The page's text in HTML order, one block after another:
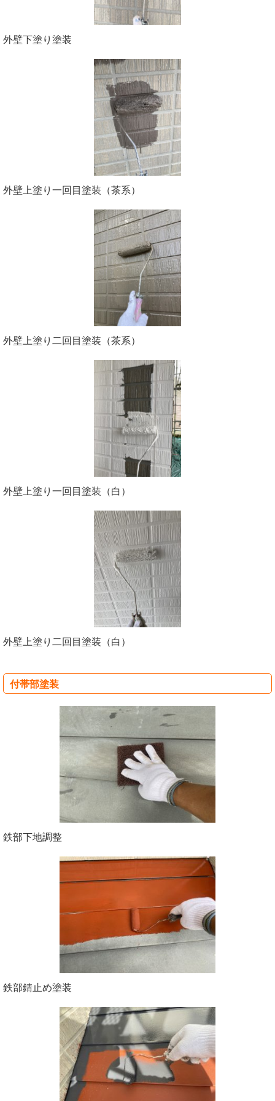
外壁下塗り塗装
外壁上塗り一回目塗装（茶系）
外壁上塗り二回目塗装（茶系）
外壁上塗り一回目塗装（白）
外壁上塗り二回目塗装（白）
付帯部塗装
鉄部下地調整
鉄部錆止め塗装